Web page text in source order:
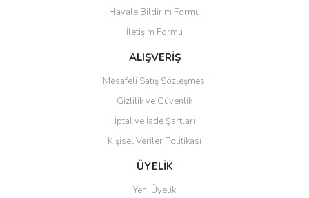
Havale Bildirim Formu
İletişim Formu
ALIŞVERİŞ
Mesafeli Satış Sözleşmesi
Gizlilik ve Güvenlik
İptal ve İade Şartları
Kişisel Veriler Politikası
ÜYELİK
Yeni Üyelik